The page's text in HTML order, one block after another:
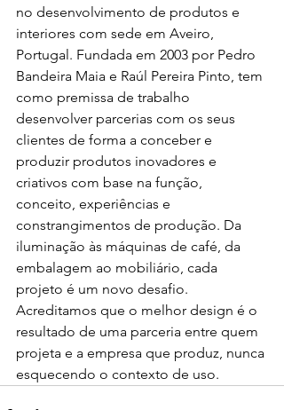
no desenvolvimento de produtos e
interiores com sede em Aveiro,
Portugal. Fundada em 2003 por Pedro
Bandeira Maia e Raúl Pereira Pinto, tem
como premissa de trabalho
desenvolver parcerias com os seus
clientes de forma a conceber e
produzir produtos inovadores e
criativos com base na função,
conceito, experiências e
constrangimentos de produção. Da
iluminação às máquinas de café, da
embalagem ao mobiliário, cada
projeto é um novo desafio.
Acreditamos que o melhor design é o
resultado de uma parceria entre quem
projeta e a empresa que produz, nunca
esquecendo o contexto de uso.